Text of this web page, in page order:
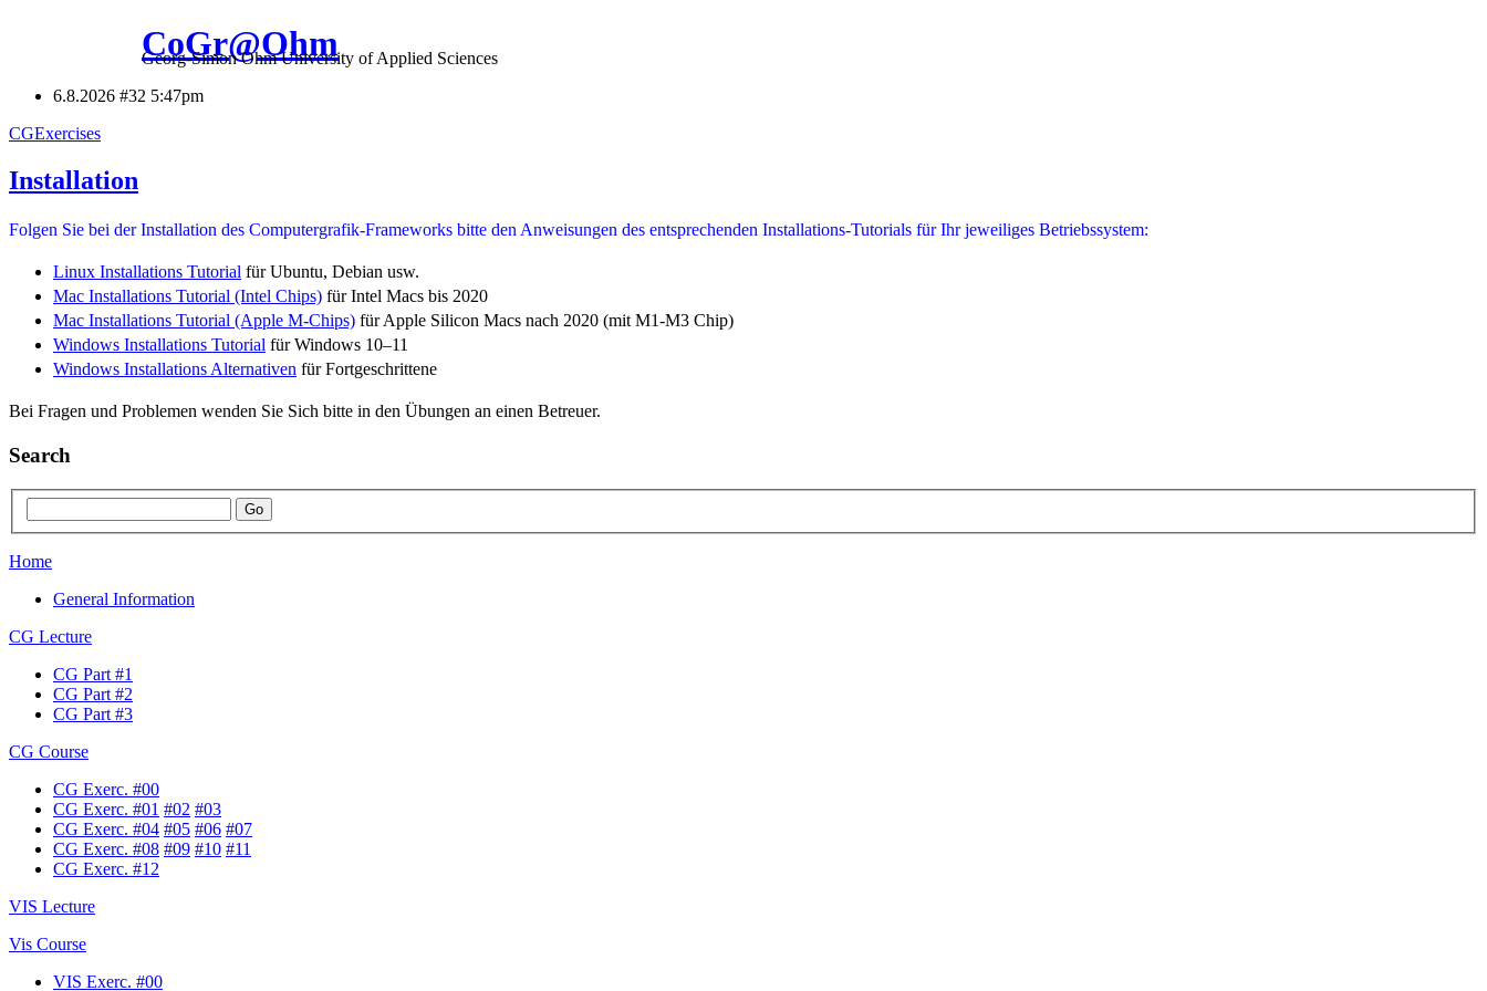
CoGr@Ohm
Georg-Simon Ohm University of Applied Sciences
6.8.2026 #32 5:47pm
CGExercises
Installation
Folgen Sie bei der Installation des Computergrafik-Frameworks bitte den Anweisungen des entsprechenden Installations-Tutorials für Ihr jeweiliges Betriebssystem:
Linux Installations Tutorial für Ubuntu, Debian usw.
Mac Installations Tutorial (Intel Chips) für Intel Macs bis 2020
Mac Installations Tutorial (Apple M-Chips) für Apple Silicon Macs nach 2020 (mit M1-M3 Chip)
Windows Installations Tutorial für Windows 10–11
Windows Installations Alternativen für Fortgeschrittene
Bei Fragen und Problemen wenden Sie Sich bitte in den Übungen an einen Betreuer.
Search
Home
General Information
CG Lecture
CG Part #1
CG Part #2
CG Part #3
CG Course
CG Exerc. #00
CG Exerc. #01 #02 #03
CG Exerc. #04 #05 #06 #07
CG Exerc. #08 #09 #10 #11
CG Exerc. #12
VIS Lecture
Vis Course
VIS Exerc. #00